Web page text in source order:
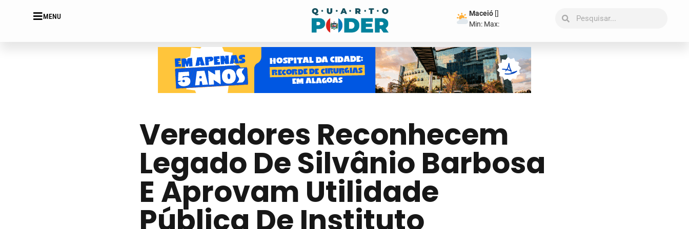
MENU Maceió[]
Min: Max:
Vereadores Reconhecem
Legado De Silvânio Barbosa
E Aprovam Utilidade
Pública De Instituto